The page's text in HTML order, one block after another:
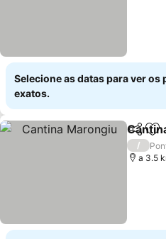
Selecione as datas para ver os
exatos.
/
a 3.5